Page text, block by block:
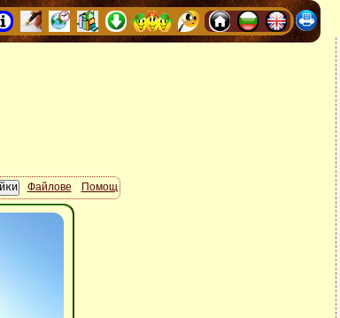
Файлове Помощ